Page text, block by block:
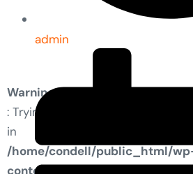
admin
Warning
: Trying to access array offset on
in
/home/condell/public_html/
content/plugins/elementor-